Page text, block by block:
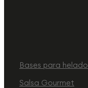
Bases para helado
Salsa Gourmet